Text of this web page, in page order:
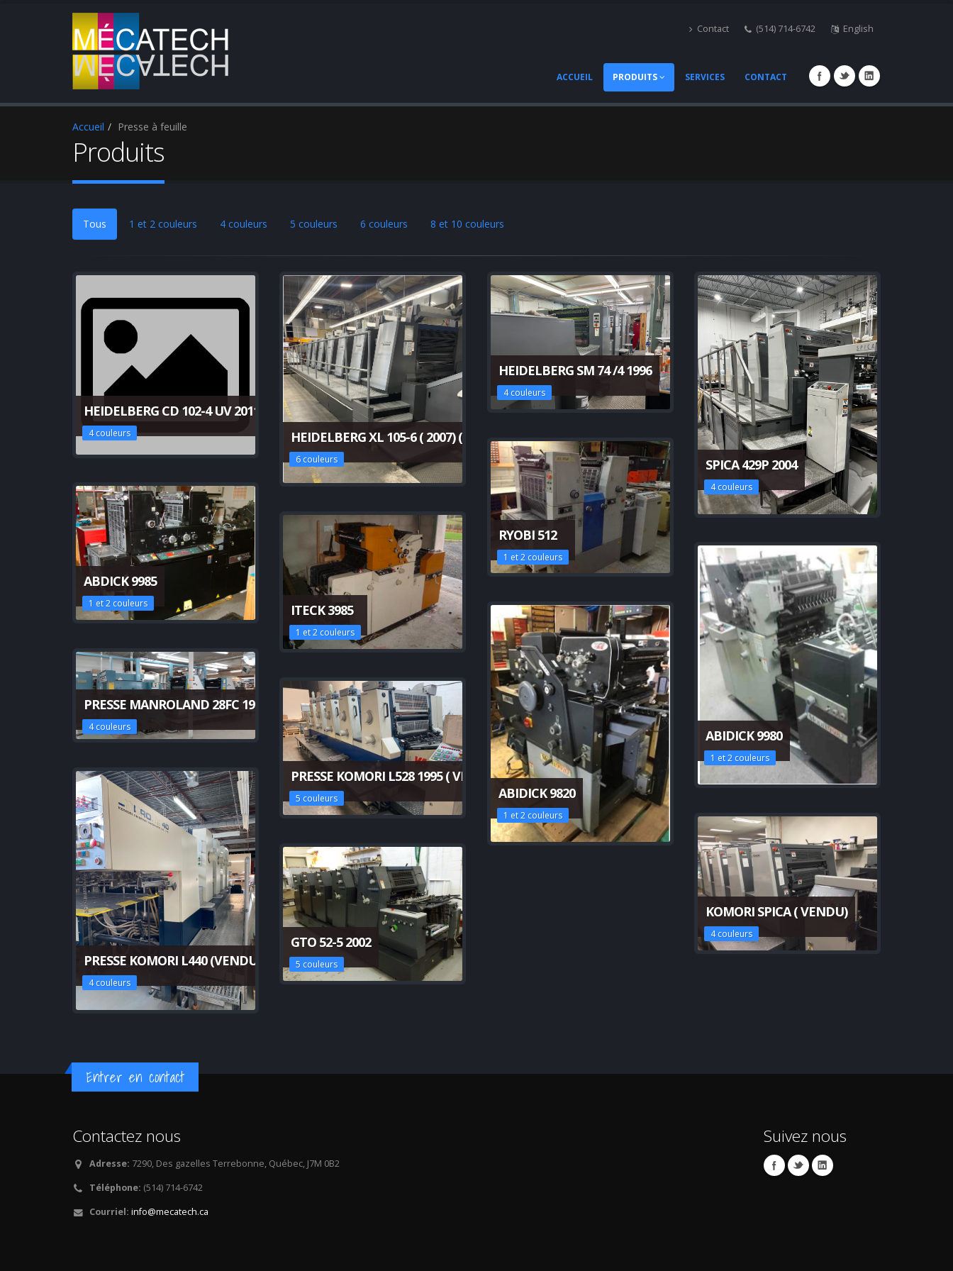
Contact (514) 714-6742 English
ACCUEIL PRODUITS SERVICES CONTACT
Accueil Presse à feuille
Produits
Tous 1 et 2 couleurs 4 couleurs 5 couleurs 6 couleurs 8 et 10 couleurs
HEIDELBERG CD 102-4 UV 2011
4 couleurs HEIDELBERG XL 105-6 ( 2007) ( DÉPÔT REÇU)
6 couleurs
HEIDELBERG SM 74 /4 1996
4 couleurs
SPICA 429P 2004
4 couleurs
RYOBI 512
1 et 2 couleurs
ABDICK 9985
1 et 2 couleurs ITECK 3985
1 et 2 couleurs
ABIDICK 9980
1 et 2 couleurs
ABIDICK 9820
1 et 2 couleurs
PRESSE MANROLAND 28FC 1985
4 couleurs
PRESSE KOMORI L528 1995 ( VENDU)
5 couleurs
PRESSE KOMORI L440 (VENDU)
4 couleurs
KOMORI SPICA ( VENDU)
4 couleurs
GTO 52-5 2002
5 couleurs
Entrer en contact
Contactez nous
Adresse: 7290, Des gazelles Terrebonne, Québec, J7M 0B2
Téléphone: (514) 714-6742
Courriel: info@mecatech.ca
Suivez nous